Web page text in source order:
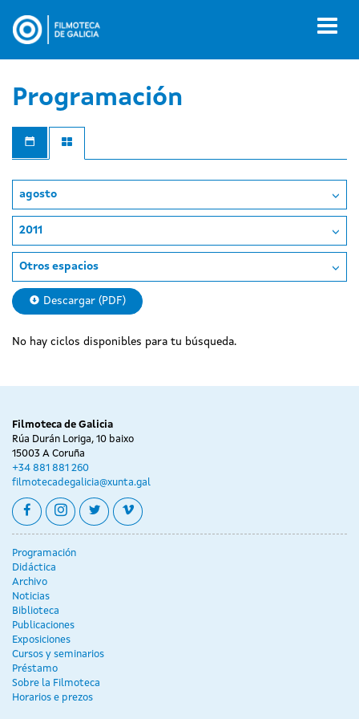
contenido
Programación
agosto
2011
Otros espacios
Descargar (PDF)
No hay ciclos disponibles para tu búsqueda.
Filmoteca de Galicia
Rúa Durán Loriga, 10 baixo
15003 A Coruña
+34 881 881 260
filmotecadegalicia@xunta.gal
facebookinstagram
twittervimeo
Programación
Didáctica
Archivo
Noticias
Biblioteca
Publicaciones
Exposiciones
Cursos y seminarios
Préstamo
Sobre la Filmoteca
Horarios e prezos